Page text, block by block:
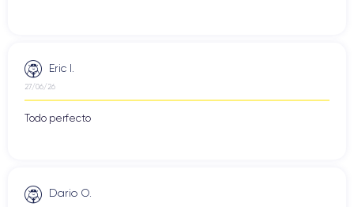
Eric I.
27/06/26
Todo perfecto
Dario O.